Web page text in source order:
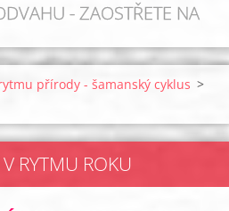
- ZAOSTŘETE NA
přírody - šamanský cyklus >
RYTMU ROKU